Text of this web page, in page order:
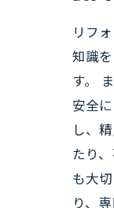
リフ
知識
す。
安全
し、
たり
も大
り、